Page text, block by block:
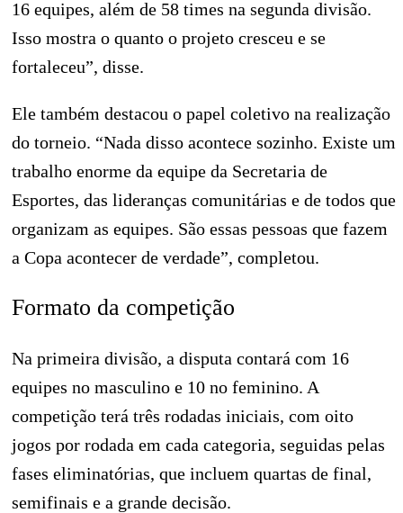
16 equipes, além de 58 times na segunda divisão.
Isso mostra o quanto o projeto cresceu e se
fortaleceu”, disse.
Ele também destacou o papel coletivo na realização
do torneio. “Nada disso acontece sozinho. Existe um
trabalho enorme da equipe da Secretaria de
Esportes, das lideranças comunitárias e de todos que
organizam as equipes. São essas pessoas que fazem
a Copa acontecer de verdade”, completou.
Formato da competição
Na primeira divisão, a disputa contará com 16
equipes no masculino e 10 no feminino. A
competição terá três rodadas iniciais, com oito
jogos por rodada em cada categoria, seguidas pelas
fases eliminatórias, que incluem quartas de final,
semifinais e a grande decisão.